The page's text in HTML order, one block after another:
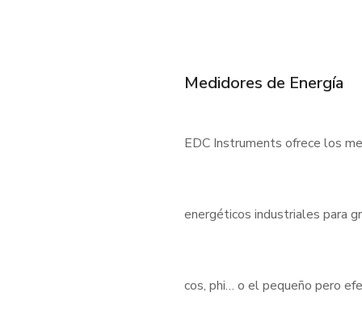
Medidores de Energía
EDC Instruments ofrece los
energéticos industriales para
cos, phi… o el pequeño pero